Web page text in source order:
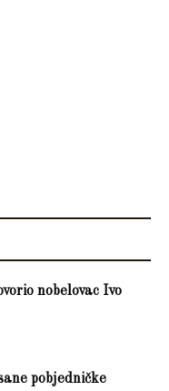
nobelovac Ivo
pobjedničke